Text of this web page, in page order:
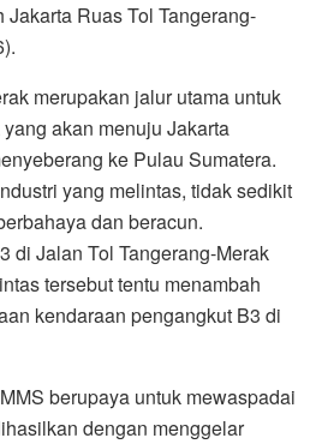
Ruas Tol Tangerang-
merupakan jalur utama untuk
akan menuju Jakarta
ke Pulau Sumatera.
yang melintas, tidak sedikit
dan beracun.
di Jalan Tol Tangerang-Merak
tersebut tentu menambah
kendaraan pengangkut B3 di
berupaya untuk mewaspadai
dengan menggelar